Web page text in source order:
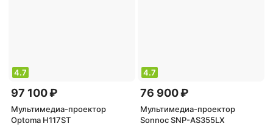
4.7
97 100 ₽
Мультимедиа-проектор
Optoma H117ST
4.7
76 900 ₽
Мультимедиа-проектор
Sonnoc SNP-AS355LX